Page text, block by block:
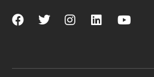
Nova
Facebook
Nova
Twitter
Nova
Instagram
Nova
LinkedIn